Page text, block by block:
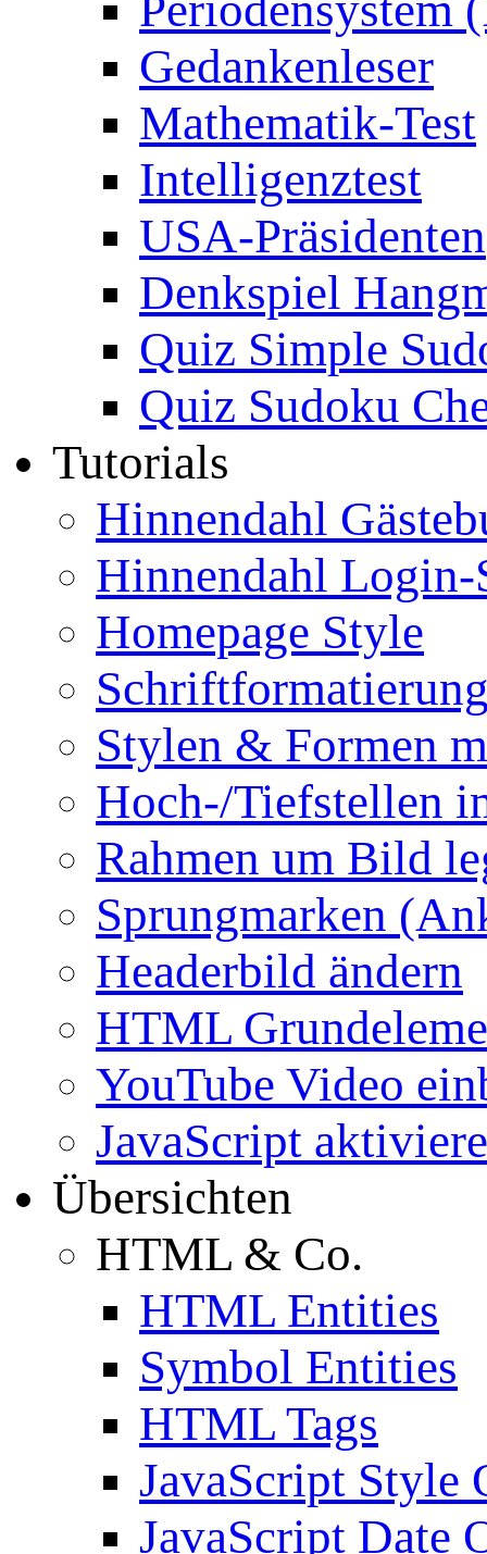
Gedankenleser
Mathematik-Test
Intelligenztest
USA-Präsidenten
Denkspiel
Quiz Simple
Quiz Sudoku
Tutorials
Hinnendahl
Hinnendahl Login-
Homepage Style
Stylen & Formen
Hoch-/Tiefstellen
Rahmen um Bild
Sprungmarken
Headerbild ändern
HTML
YouTube Video
JavaScript
Übersichten
HTML & Co.
HTML Entities
Symbol Entities
HTML Tags
JavaScript Style
JavaScript Date